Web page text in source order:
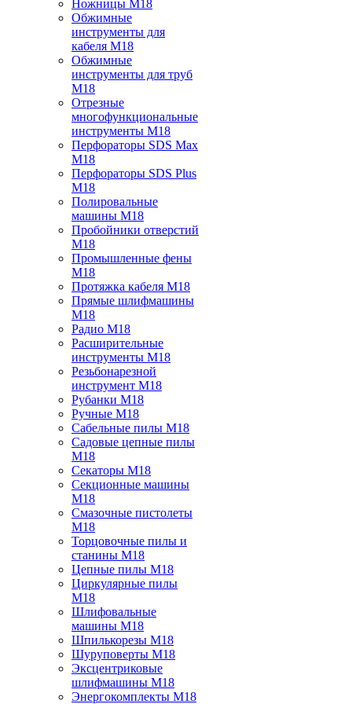
Ножницы M18
Обжимные
инструменты для
кабеля M18
Обжимные
инструменты для труб
M18
Отрезные
многофункциональные
инструменты M18
Перфораторы SDS Max
M18
Перфораторы SDS Plus
M18
Полировальные
машины M18
Пробойники отверстий
M18
Промышленные фены
M18
Протяжка кабеля M18
Прямые шлифмашины
M18
Радио M18
Расширительные
инструменты M18
Резьбонарезной
инструмент M18
Рубанки M18
Ручные M18
Сабельные пилы M18
Садовые цепные пилы
M18
Секаторы M18
Секционные машины
M18
Смазочные пистолеты
M18
Торцовочные пилы и
станины M18
Цепные пилы M18
Циркулярные пилы
M18
Шлифовальные
машины M18
Шпилькорезы M18
Шуруповерты M18
Эксцентриковые
шлифмашины M18
Энергокомплекты M18